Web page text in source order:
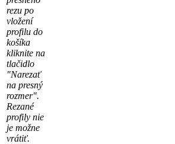
rezu po
vložení
profilu do
košíka
kliknite na
tlačidlo
"Narezať
na presný
rozmer".
Rezané
profily nie
je možne
vrátiť.